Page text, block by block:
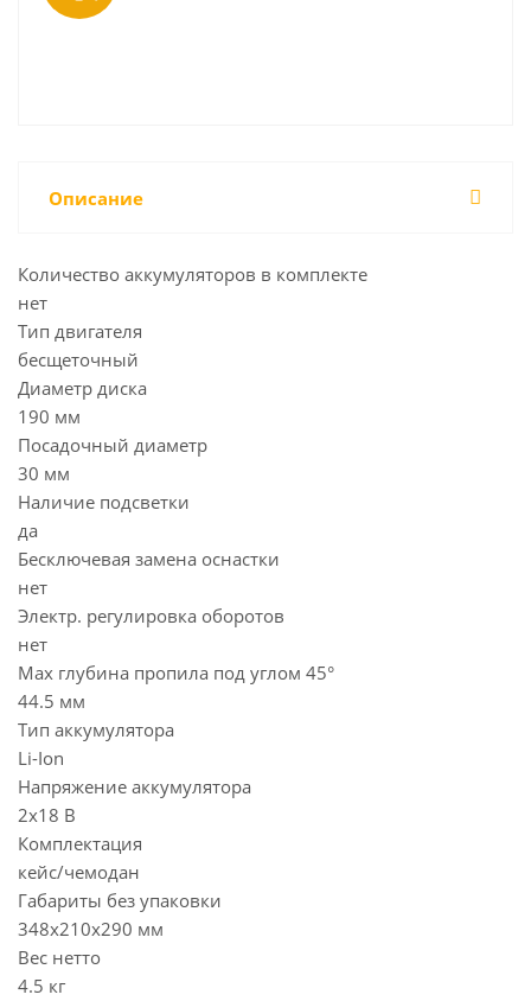
Описание
Количество аккумуляторов в комплекте
нет
Тип двигателя
бесщеточный
Диаметр диска
190 мм
Посадочный диаметр
30 мм
Наличие подсветки
да
Бесключевая замена оснастки
нет
Электр. регулировка оборотов
нет
Max глубина пропила под углом 45°
44.5 мм
Тип аккумулятора
Li-Ion
Напряжение аккумулятора
2х18 В
Комплектация
кейс/чемодан
Габариты без упаковки
348х210х290 мм
Вес нетто
4.5 кг